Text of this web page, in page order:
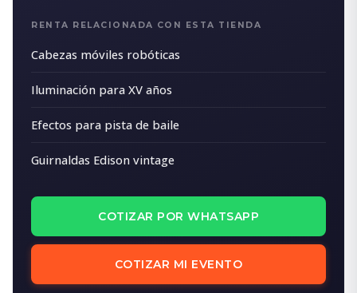
RENTA RELACIONADA CON ESTA TIENDA
Cabezas móviles robóticas
Iluminación para XV años
Efectos para pista de baile
Guirnaldas Edison vintage
COTIZAR POR WHATSAPP
COTIZAR MI EVENTO